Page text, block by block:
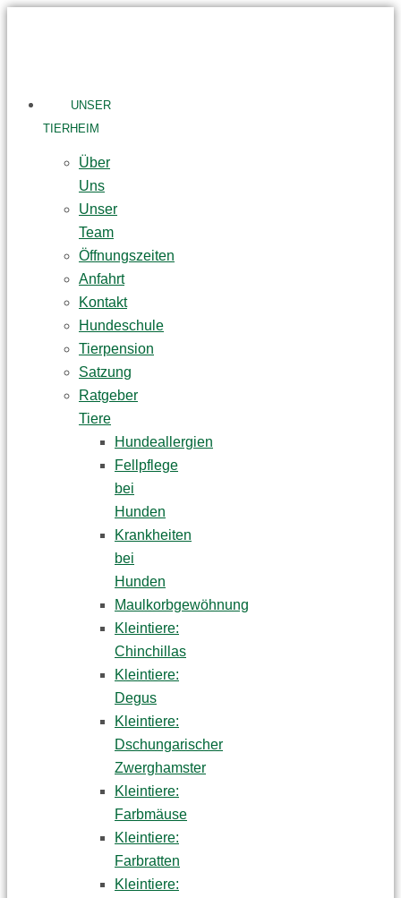
UNSER
TIERHEIM
Über
Uns
Unser
Team
Öffnungszeiten
Anfahrt
Kontakt
Hundeschule
Tierpension
Satzung
Ratgeber
Tiere
Hundeallergien
Fellpflege
bei
Hunden
Krankheiten
bei
Hunden
Maulkorbgewöhnung
Kleintiere:
Chinchillas
Kleintiere:
Degus
Kleintiere:
Dschungarischer
Zwerghamster
Kleintiere:
Farbmäuse
Kleintiere:
Farbratten
Kleintiere: